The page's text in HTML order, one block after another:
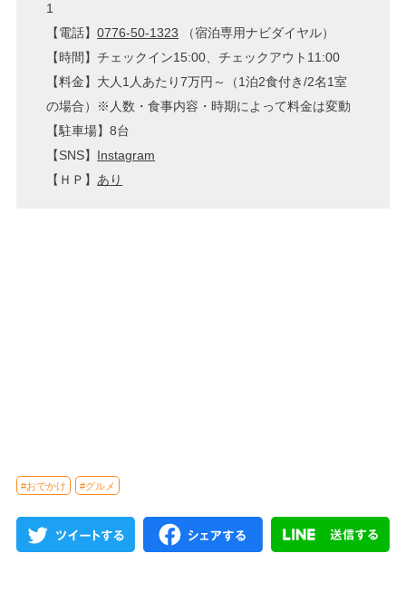
1
【電話】0776-50-1323 （宿泊専用ナビダイヤル）
【時間】チェックイン15:00、チェックアウト11:00
【料金】大人1人あたり7万円～（1泊2食付き/2名1室
の場合）※人数・食事内容・時期によって料金は変動
【駐車場】8台
【SNS】 Instagram
【ＨＰ】あり
#おでかけ #グルメ